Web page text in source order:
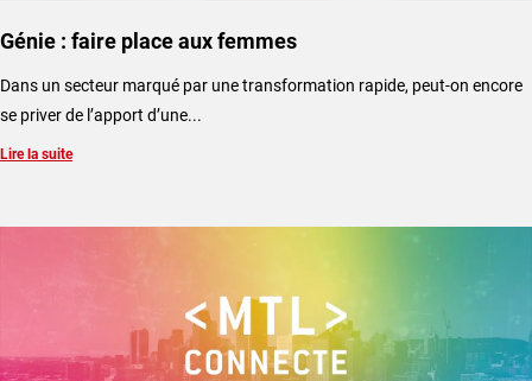
Génie : faire place aux femmes
Dans un secteur marqué par une transformation rapide, peut-on encore
se priver de l’apport d’une...
Lire la suite